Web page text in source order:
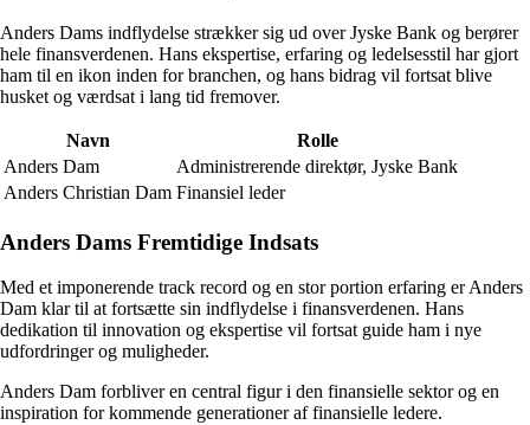
Anders Dams indflydelse strækker sig ud over Jyske Bank og berører
hele finansverdenen. Hans ekspertise, erfaring og ledelsesstil har gjort
ham til en ikon inden for branchen, og hans bidrag vil fortsat blive
husket og værdsat i lang tid fremover.
Navn
Rolle
Anders Dam
Administrerende direktør, Jyske Bank
Anders Christian Dam Finansiel leder
Anders Dams Fremtidige Indsats
Med et imponerende track record og en stor portion erfaring er Anders
Dam klar til at fortsætte sin indflydelse i finansverdenen. Hans
dedikation til innovation og ekspertise vil fortsat guide ham i nye
udfordringer og muligheder.
Anders Dam forbliver en central figur i den finansielle sektor og en
inspiration for kommende generationer af finansielle ledere.